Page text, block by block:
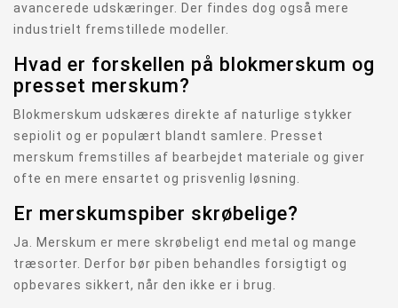
avancerede udskæringer. Der findes dog også mere
industrielt fremstillede modeller.
Hvad er forskellen på blokmerskum og
presset merskum?
Blokmerskum udskæres direkte af naturlige stykker
sepiolit og er populært blandt samlere. Presset
merskum fremstilles af bearbejdet materiale og giver
ofte en mere ensartet og prisvenlig løsning.
Er merskumspiber skrøbelige?
Ja. Merskum er mere skrøbeligt end metal og mange
træsorter. Derfor bør piben behandles forsigtigt og
opbevares sikkert, når den ikke er i brug.